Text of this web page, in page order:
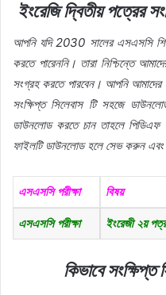
ইংরেজি দ্বিতীয় পত্রের
আপনি যদি 2030 সালের এসএসসি
করতে পারেননি। তারা নিশ্চিন্তে
সংগ্রহ করতে পারবেন। আপনি আমাদের
সংক্ষিপ্ত সিলেবাস টি সহজে
ডাউনলোড করতে চান তাহলে
ফাইলটি ডাউনলোড হলে সেভ করুন
এসএসসি পরীক্ষা বিষয়
এসএসসি পরীক্ষা ইংরেজী ২য় পত্র
কিভাবে